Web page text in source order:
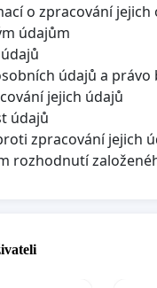
o zpracování
údajům
údajů a
jejich údajů
údajů
zpracování jejich
rozhodnutí